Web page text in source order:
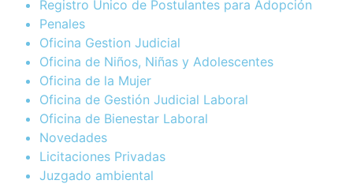
Registro Único de Postulantes para Adopción
Penales
Oficina Gestion Judicial
Oficina de Niños, Niñas y Adolescentes
Oficina de la Mujer
Oficina de Gestión Judicial Laboral
Oficina de Bienestar Laboral
Novedades
Licitaciones Privadas
Juzgado ambiental